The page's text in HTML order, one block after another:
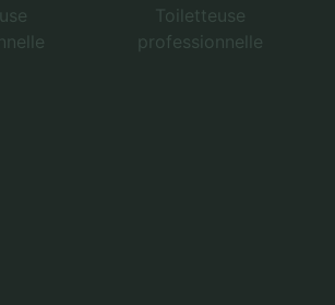
Toiletteuse
professionnelle